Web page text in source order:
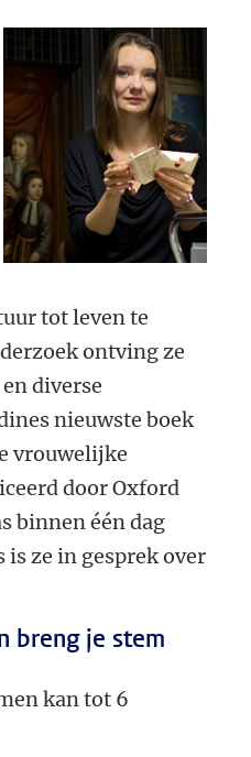
tot leven te
ontving ze
diverse
nieuwste boek
vrouwelijke
door Oxford
binnen één dag
ze in gesprek over
breng je stem
kan tot 6